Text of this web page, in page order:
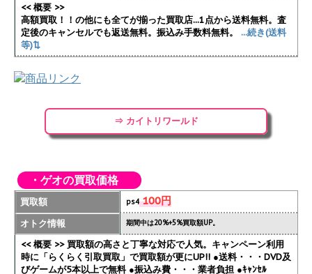
<< 概要 >>
高額買取！！の他にも全てが揃った買取店...1点から送料無料。査
定後のキャンセルでも返送無料。振込み手数料無料。
...続き(送料
等)⇅
⇒ カイトリワールド
・ゲオの買取価格
買取額 ps4100円
オトク情報 期間中は20%+5%買取額UP。
<< 概要 >> 買取額の高さと丁寧な対応で人気。キャンペーン利用
時に「らくらく引取買取」で買取額が更にUP!! ●送料・・・DVD及
びゲームが5本以上で無料 ●振込み費・・・業者負担 ●ｷｬﾝｾﾙ